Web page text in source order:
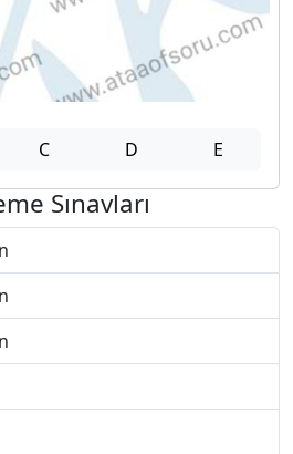
C D E
Sınavları